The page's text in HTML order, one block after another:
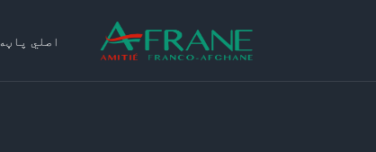
اصلي پاڼه